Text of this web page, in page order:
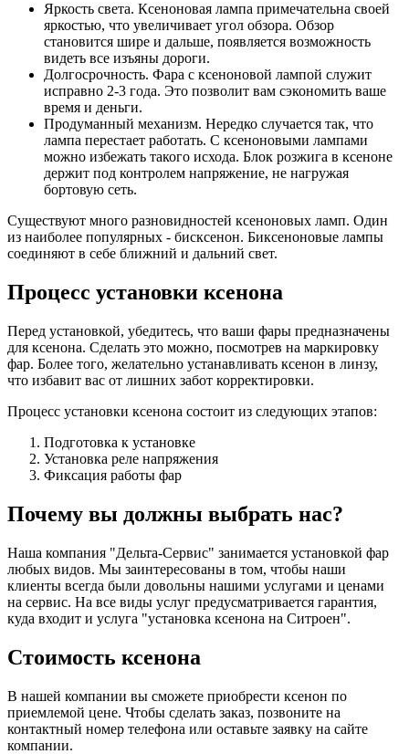
Яркость света. Ксеноновая лампа примечательна своей
яркостью, что увеличивает угол обзора. Обзор
становится шире и дальше, появляется возможность
видеть все изъяны дороги.
Долгосрочность. Фара с ксеноновой лампой служит
исправно 2-3 года. Это позволит вам сэкономить ваше
время и деньги.
Продуманный механизм. Нередко случается так, что
лампа перестает работать. С ксеноновыми лампами
можно избежать такого исхода. Блок розжига в ксеноне
держит под контролем напряжение, не нагружая
бортовую сеть.
Существуют много разновидностей ксеноновых ламп. Один
из наиболее популярных - бисксенон. Биксеноновые лампы
соединяют в себе ближний и дальний свет.
Процесс установки ксенона
Перед установкой, убедитесь, что ваши фары предназначены
для ксенона. Сделать это можно, посмотрев на маркировку
фар. Более того, желательно устанавливать ксенон в линзу,
что избавит вас от лишних забот корректировки.
Процесс установки ксенона состоит из следующих этапов:
Подготовка к установке
Установка реле напряжeния
Фиксация работы фар
Почему вы должны выбрать нас?
Наша компания "Дельта-Сервис" занимается установкой фар
любых видов. Мы заинтересованы в том, чтобы наши
клиенты всегда были довольны нашими услугами и ценами
на сервис. На все виды услуг предусматривается гарантия,
куда входит и услуга "установка ксенона на Ситроен".
Стоимость ксенона
В нашей компании вы сможете приобрести ксенон по
приемлемой цене. Чтобы сделать заказ, позвоните на
контактный номер телефона или оставьте заявку на сайте
компании.